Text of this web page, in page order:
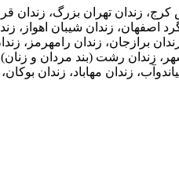
۲و۳و ۴)، زندان مرکزی کرج، زندان فردیس
اصفهان، زندان شیبان اهواز،
برازجان، زندان رامهرمز،
زندان رشت (بند مردان و
زندان مهاباد، زندان